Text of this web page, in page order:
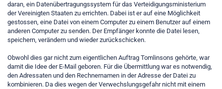
daran, ein Datenübertragungssystem für das Verteidigungsministerium
der Vereinigten Staaten zu errichten. Dabei ist er auf eine Möglichkeit
gestossen, eine Datei von einem Computer zu einem Benutzer auf einem
anderen Computer zu senden. Der Empfänger konnte die Datei lesen,
speichern, verändern und wieder zurückschicken.
Obwohl dies gar nicht zum eigentlichen Auftrag Tomlinsons gehörte, war
damit die Idee der E-Mail geboren. Für die Übermittlung war es notwendig,
den Adressaten und den Rechnernamen in der Adresse der Datei zu
kombinieren. Da dies wegen der Verwechslungsgefahr nicht mit einem